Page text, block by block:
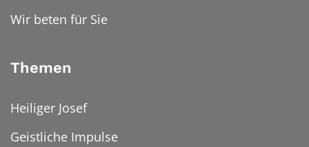
Wir beten für Sie
Themen
Heiliger Josef
Geistliche Impulse